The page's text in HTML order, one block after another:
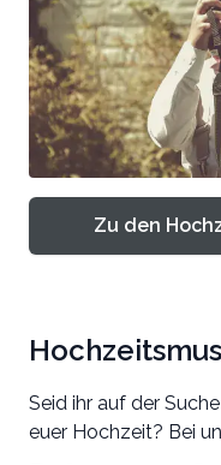
Zu den
Seid ihr auf der
euer Hochzeit? Bei